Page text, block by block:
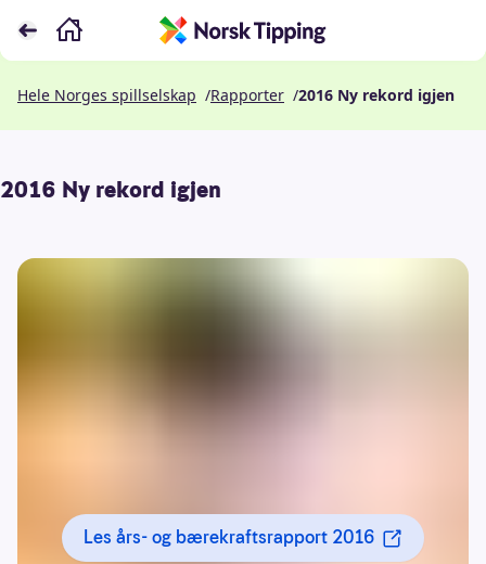
Hele Norges spillselskap /Rapporter /2016 Ny rekord igjen
2016 Ny rekord igjen
Les års- og bærekraftsrapport 2016